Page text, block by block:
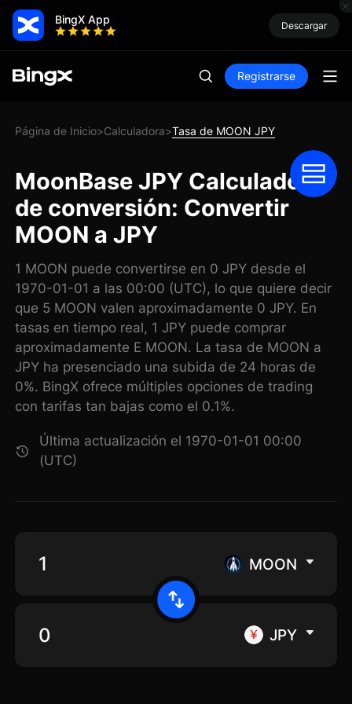
BingX App Descargar
Registrarse
Página de Inicio>Calculadora>Tasa de MOON JPY
MoonBase JPY Calculadora
de conversión: Convertir
MOON a JPY
1 MOON puede convertirse en 0 JPY desde el
1970-01-01 a las 00:00 (UTC), lo que quiere decir
que 5 MOON valen aproximadamente 0 JPY. En
tasas en tiempo real, 1 JPY puede comprar
aproximadamente E MOON. La tasa de MOON a
JPY ha presenciado una subida de 24 horas de
0%. BingX ofrece múltiples opciones de trading
con tarifas tan bajas como el 0.1%.
Última actualización el 1970-01-01 00:00
(UTC)
MOON
JPY